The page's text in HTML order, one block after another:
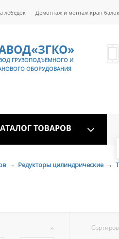
лебедок Демонтаж и монтаж кран балок
ГРУЗОПОДЪЕМНОГО И
ОБОРУДОВАНИЯ
ТОВАРОВ
→ Редукторы цилиндрические →